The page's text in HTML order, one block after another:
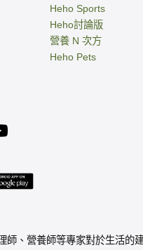
師、營養師等專家對於生活的
Heho Sports
Heho討論版
營養 N 次方
Heho Pets